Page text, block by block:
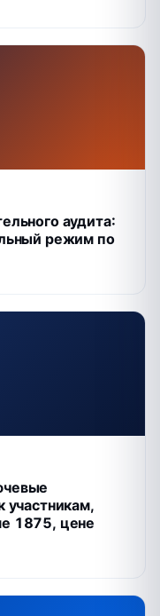
аудита:
режим по
участникам,
1875, цене